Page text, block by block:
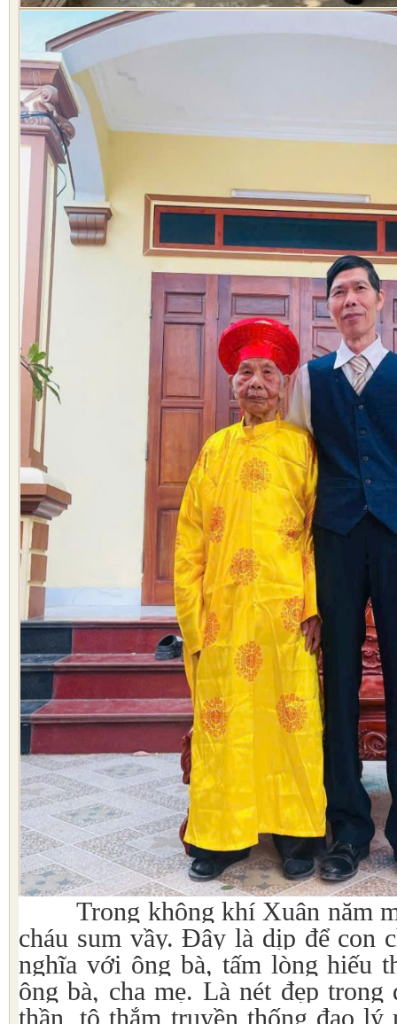
Trong không khí Xuân năm
cháu sum vầy. Đây là dịp để con
nghĩa với ông bà, tấm lòng hiếu
ông bà, cha mẹ. Là nét đẹp
thần, tô thắm truyền thống đạo lý